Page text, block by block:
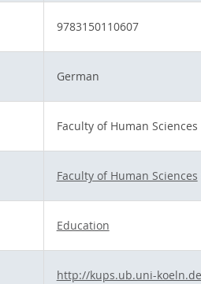
9783150110607
German
Faculty of Human Sciences
Faculty of Human Sciences
Education
http://kups.ub.uni-